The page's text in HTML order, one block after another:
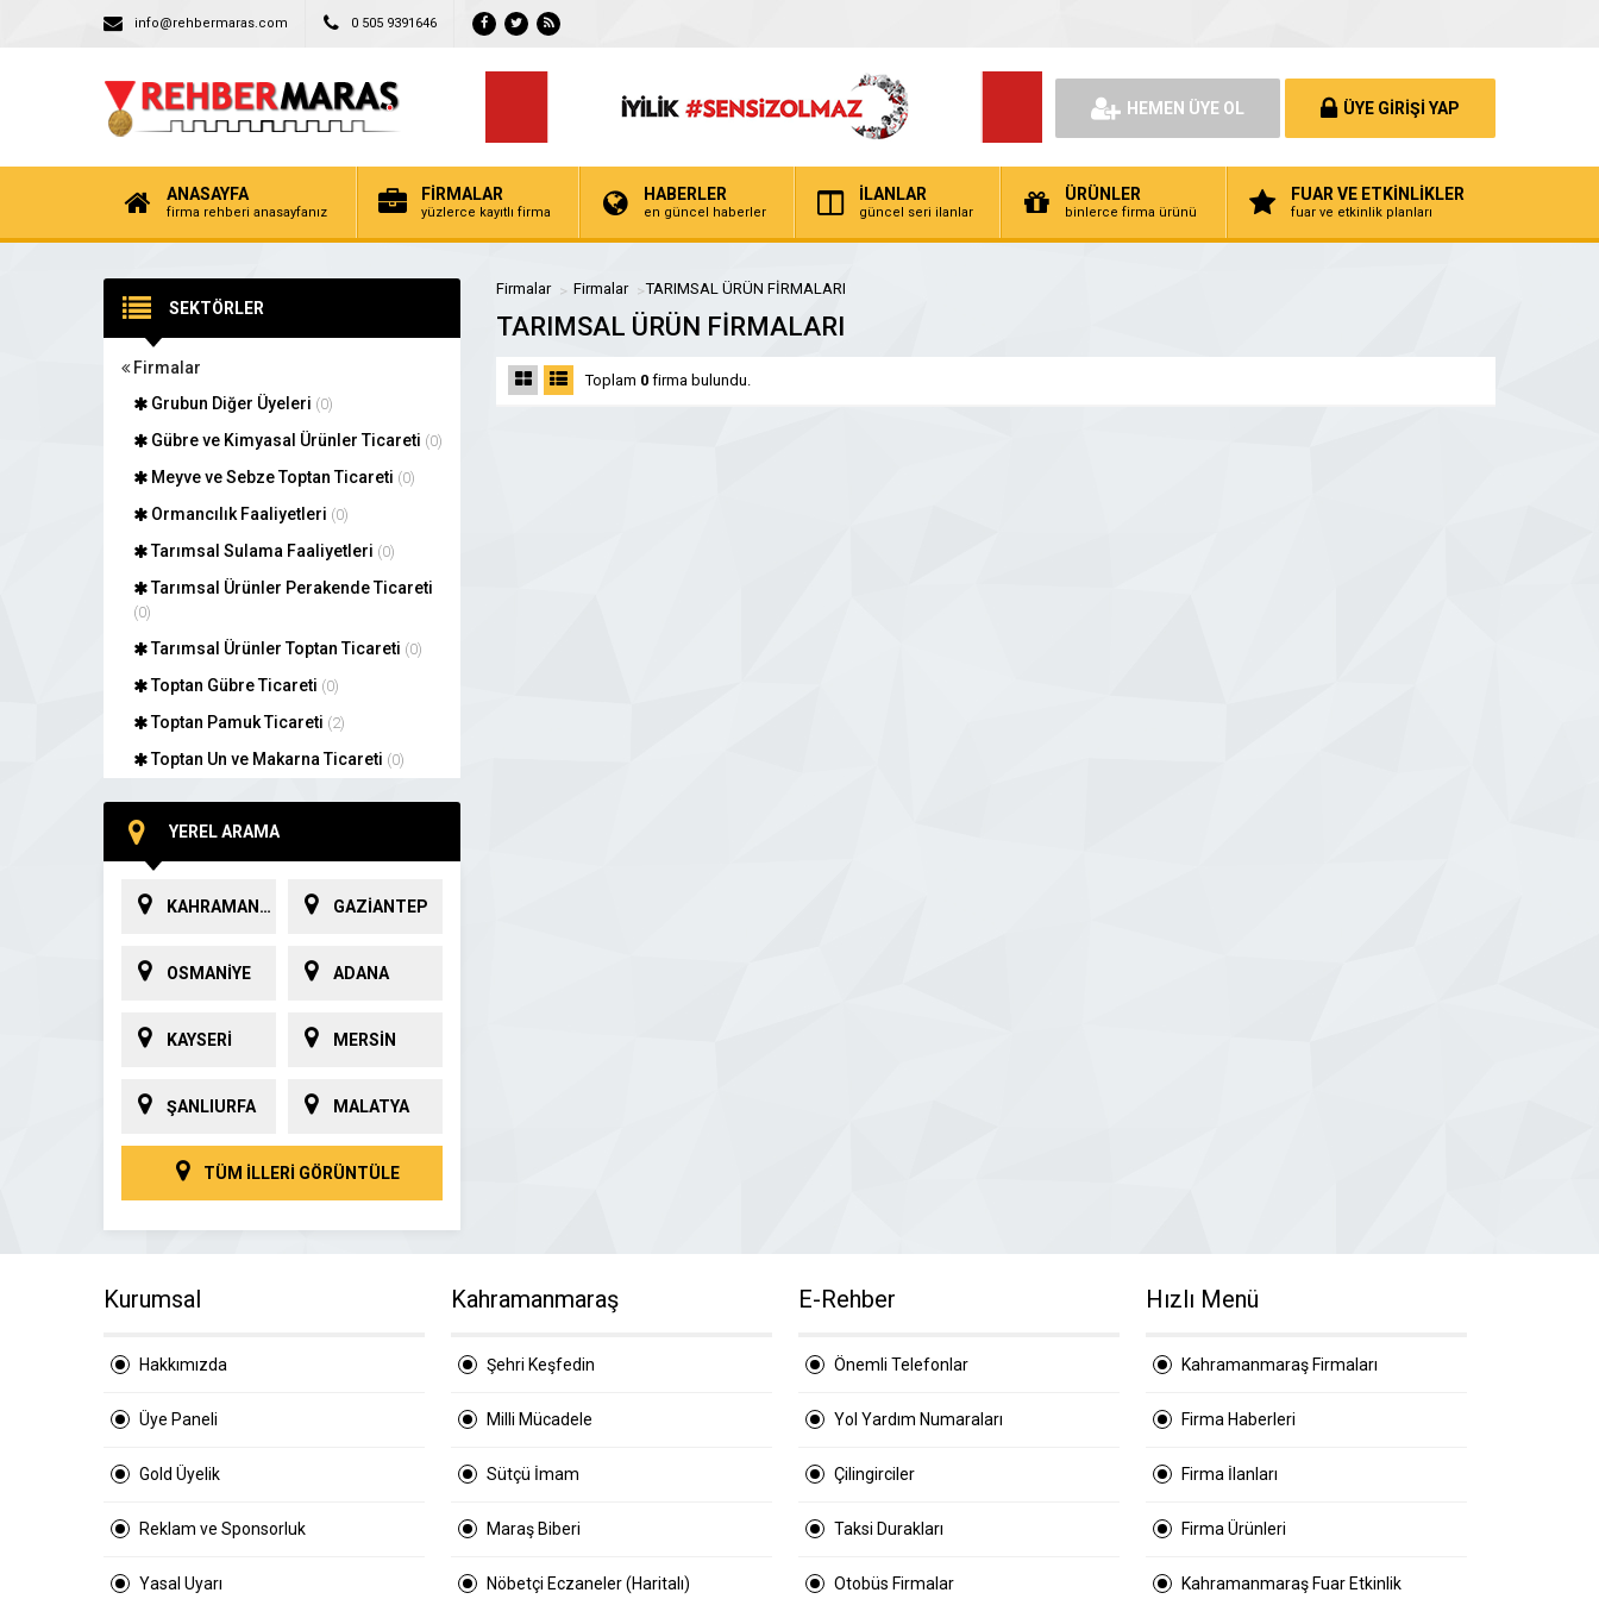
info@rehbermaras.com 0 505 9391646
HEMEN ÜYE OL ÜYE GİRİŞİ YAP
ANASAYFA
firma rehberi anasayfanız
FİRMALAR
yüzlerce kayıtlı firma
HABERLER
en güncel haberler
İLANLAR
güncel seri ilanlar
ÜRÜNLER
binlerce firma ürünü
FUAR VE ETKİNLİKLER
fuar ve etkinlik planları
SEKTÖRLER
Firmalar
Grubun Diğer Üyeleri (0)
Gübre ve Kimyasal Ürünler Ticareti (0)
Meyve ve Sebze Toptan Ticareti (0)
Ormancılık Faaliyetleri (0)
Tarımsal Sulama Faaliyetleri (0)
Tarımsal Ürünler Perakende Ticareti
(0)
Tarımsal Ürünler Toptan Ticareti (0)
Toptan Gübre Ticareti (0)
Toptan Pamuk Ticareti (2)
Toptan Un ve Makarna Ticareti (0)
YEREL ARAMA
KAHRAMANMARAŞ GAZİANTEP
OSMANİYE ADANA
KAYSERİ MERSİN
ŞANLIURFA MALATYA
TÜM İLLERİ GÖRÜNTÜLE
Firmalar Firmalar TARIMSAL ÜRÜN FİRMALARI
TARIMSAL ÜRÜN FİRMALARI
Toplam 0 firma bulundu.
Kurumsal
Hakkımızda
Üye Paneli
Gold Üyelik
Reklam ve Sponsorluk
Yasal Uyarı
Kahramanmaraş
Şehri Keşfedin
Milli Mücadele
Sütçü İmam
Maraş Biberi
Nöbetçi Eczaneler (Haritalı)
E-Rehber
Önemli Telefonlar
Yol Yardım Numaraları
Çilingirciler
Taksi Durakları
Otobüs Firmalar
Hızlı Menü
Kahramanmaraş Firmaları
Firma Haberleri
Firma İlanları
Firma Ürünleri
Kahramanmaraş Fuar Etkinlik